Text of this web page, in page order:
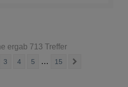
ergab 713 Treffer
15
3 4 5 … 15